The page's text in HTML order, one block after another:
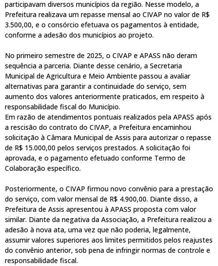
participavam diversos municípios da região. Nesse modelo, a
Prefeitura realizava um repasse mensal ao CIVAP no valor de R$
3.500,00, e o consórcio efetuava os pagamentos à entidade,
conforme a adesão dos municípios ao projeto.
No primeiro semestre de 2025, o CIVAP e APASS não deram
sequência a parceria. Diante desse cenário, a Secretaria
Municipal de Agricultura e Meio Ambiente passou a avaliar
alternativas para garantir a continuidade do serviço, sem
aumento dos valores anteriormente praticados, em respeito à
responsabilidade fiscal do Município.
Em razão de atendimentos pontuais realizados pela APASS após
a rescisão do contrato do CIVAP, a Prefeitura encaminhou
solicitação à Câmara Municipal de Assis para autorizar o repasse
de R$ 15.000,00 pelos serviços prestados. A solicitação foi
aprovada, e o pagamento efetuado conforme Termo de
Colaboração específico.
Posteriormente, o CIVAP firmou novo convênio para a prestação
do serviço, com valor mensal de R$ 4.900,00. Diante disso, a
Prefeitura de Assis apresentou à APASS proposta com valor
similar. Diante da negativa da Associação, a Prefeitura realizou a
adesão à nova ata, uma vez que não poderia, legalmente,
assumir valores superiores aos limites permitidos pelos reajustes
do convênio anterior, sob pena de infringir normas de controle e
responsabilidade fiscal.